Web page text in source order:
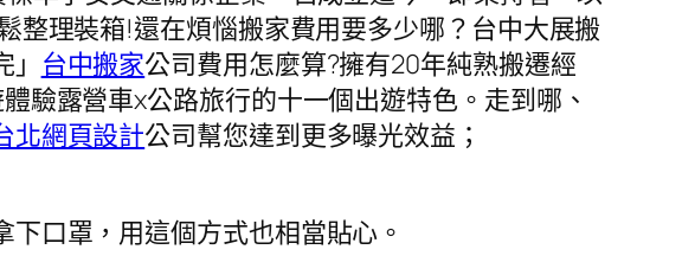
整理裝箱!還在煩惱搬家費用要多少哪？台中大展搬
台中搬家公司費用怎麼算?擁有20年純熟搬遷經
驗露營車x公路旅行的十一個出遊特色。走到哪、
北網頁設計公司幫您達到更多曝光效益；
口罩，用這個方式也相當貼心。